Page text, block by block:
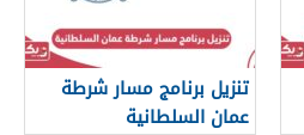
تنزيل برنامج مسار شرطة
عمان السلطانية